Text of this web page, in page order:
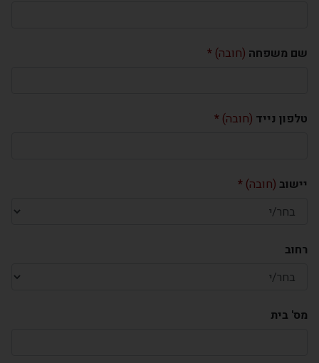
שם משפחה (חובה)
טלפון נייד (חובה)
יישוב (חובה)
רחוב
מס' בית